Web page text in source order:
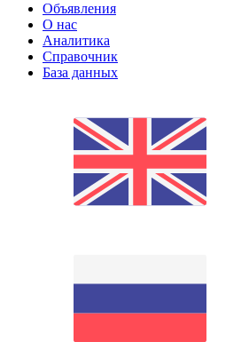
Объявления
О нас
Аналитика
Справочник
База данных